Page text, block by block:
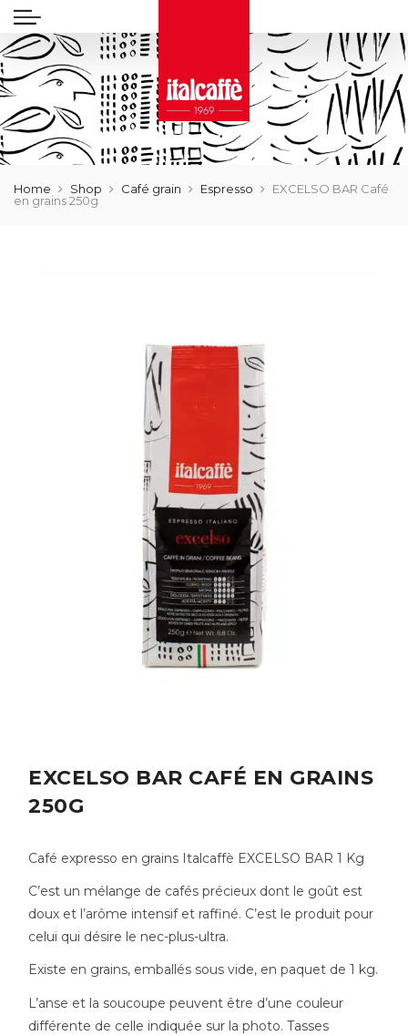
Home Shop Café grain Espresso
EXCELSO BAR Café
en grains 250g
EXCELSO BAR CAFÉ EN GRAINS
250G
Café expresso en grains Italcaffè EXCELSO BAR 1 Kg
C’est un mélange de cafés précieux dont le goût est
doux et l’arôme intensif et raffiné. C’est le produit pour
celui qui désire le nec-plus-ultra.
Existe en grains, emballés sous vide, en paquet de 1 kg.
L’anse et la soucoupe peuvent être d’une couleur
différente de celle indiquée sur la photo. Tasses